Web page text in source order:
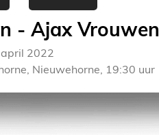
- Ajax Vrouwen
2022
Nieuwehorne, 19:30 uur